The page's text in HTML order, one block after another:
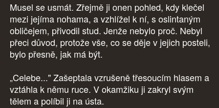
Musel se usmát. Zřejmě ji onen pohled, kdy klečel
mezi jejíma nohama, a vzhlížel k ní, s oslintaným
obličejem, přivodil stud. Jenže nebylo proč. Nebyl
přeci důvod, protože vše, co se děje v jejich posteli,
bylo přesně, jak má být.
„Celebe..." Zašeptala vzrušeně třesoucím hlasem a
vztáhla k němu ruce. V okamžiku ji zakryl svým
tělem a políbil ji na ústa.